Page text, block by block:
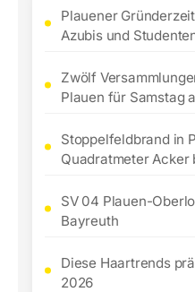
Plauener
Azubis und
Zwölf
Plauen für Samstag
Stoppelfeldbrand in
Quadratmeter Acker
SV 04 Plauen-
Bayreuth
Diese Haartrends
2026